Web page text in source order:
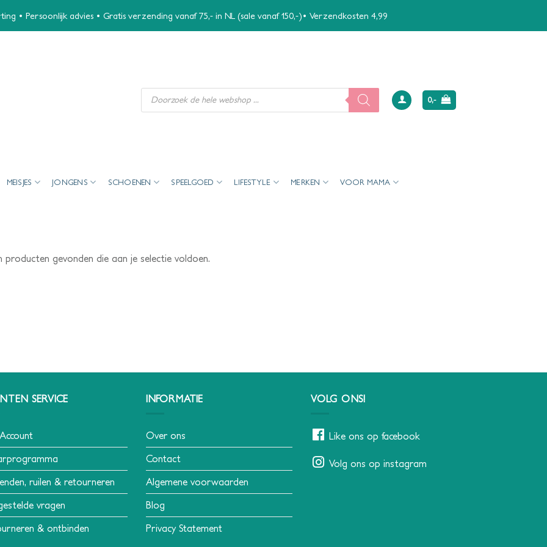
• Persoonlijk advies • Gratis verzending vanaf 75,- in NL (sale vanaf 150,-)• Verzendkosten 4,99
Producten
zoeken
0,-
MEISJES JONGENS SCHOENEN SPEELGOED LIFESTYLE MERKEN VOOR MAMA
producten gevonden die aan je selectie voldoen.
SERVICE
ruilen & retourneren
vragen
& ontbinden
INFORMATIE
Over ons
Contact
Algemene voorwaarden
Blog
Privacy Statement
VOLG ONS!
Like ons op facebook
Volg ons op instagram